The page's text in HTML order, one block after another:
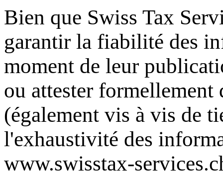
Bien que Swiss Tax
garantir la fiabilité des
moment de leur
ou attester
(également vis à vis de
l'exhaustivité des
www.swisstax-